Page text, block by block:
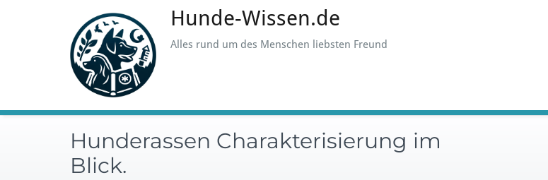
Hunde-Wissen.de
Alles rund um des Menschen liebsten Freund
Hunderassen Charakterisierung im
Blick.